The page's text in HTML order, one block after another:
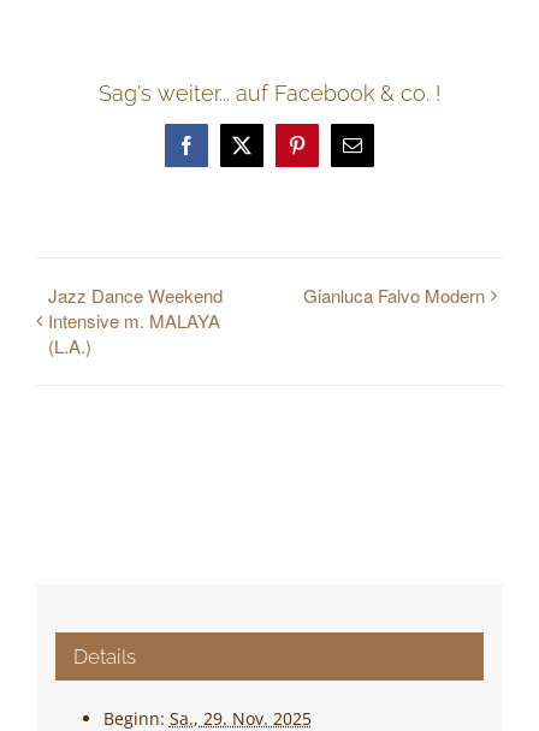
Sag's weiter... auf Facebook & co. !
FacebookTwitterPinterest
E-
Mail
Jazz Dance Weekend
Intensive m. MALAYA
(L.A.)
Gianluca Falvo Modern
Details
Beginn: Sa., 29. Nov. 2025